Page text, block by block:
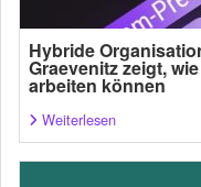
Hybride
Graevenitz zeigt,
arbeiten können
Weiterlesen